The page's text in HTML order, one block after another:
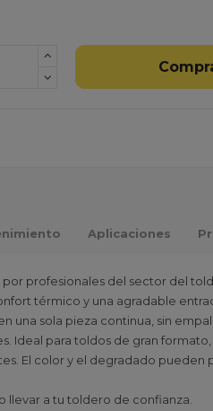
Aplicaciones
por profesionales del sector del
térmico y una agradable
una sola pieza continua, sin
Ideal para toldos de gran
El color y el degradado
llevar a tu toldero de confianza.